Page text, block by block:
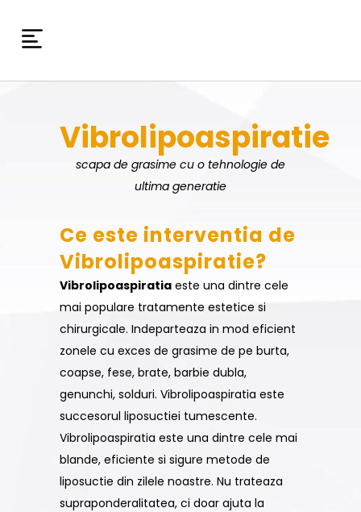
Vibrolipoaspiratie
scapa de grasime cu o tehnologie de
ultima generatie
Ce este interventia de
Vibrolipoaspiratie?
Vibrolipoaspiratia este una dintre cele
mai populare tratamente estetice si
chirurgicale. Indeparteaza in mod eficient
zonele cu exces de grasime de pe burta,
coapse, fese, brate, barbie dubla,
genunchi, solduri. Vibrolipoaspiratia este
succesorul liposuctiei tumescente.
Vibrolipoaspiratia este una dintre cele mai
blande, eficiente si sigure metode de
liposuctie din zilele noastre. Nu trateaza
supraponderalitatea, ci doar ajuta la